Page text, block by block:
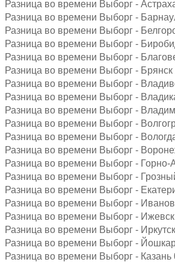
Разница во времени Выборг -
Разница во времени Выборг -
Разница во времени Выборг -
Разница во времени Выборг -
Разница во времени Выборг -
Разница во времени Выборг - Брянск
Разница во времени Выборг -
Разница во времени Выборг -
Разница во времени Выборг -
Разница во времени Выборг -
Разница во времени Выборг -
Разница во времени Выборг -
Разница во времени Выборг - Горно-
Разница во времени Выборг -
Разница во времени Выборг -
Разница во времени Выборг -
Разница во времени Выборг - Ижевск
Разница во времени Выборг -
Разница во времени Выборг -
Разница во времени Выборг - Казань